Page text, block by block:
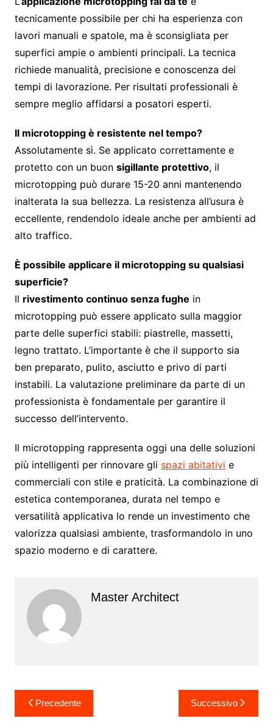
tecnicamente possibile per chi ha esperienza con
lavori manuali e spatole, ma è sconsigliata per
superfici ampie o ambienti principali. La tecnica
richiede manualità, precisione e conoscenza dei
tempi di lavorazione. Per risultati professionali è
sempre meglio affidarsi a posatori esperti.
Il microtopping è resistente nel tempo?
Assolutamente sì. Se applicato correttamente e
protetto con un buon sigillante protettivo, il
microtopping può durare 15-20 anni mantenendo
inalterata la sua bellezza. La resistenza all’usura è
eccellente, rendendolo ideale anche per ambienti ad
alto traffico.
È possibile applicare il microtopping su qualsiasi
superficie?
Il rivestimento continuo senza fughe in
microtopping può essere applicato sulla maggior
parte delle superfici stabili: piastrelle, massetti,
legno trattato. L’importante è che il supporto sia
ben preparato, pulito, asciutto e privo di parti
instabili. La valutazione preliminare da parte di un
professionista è fondamentale per garantire il
successo dell’intervento.
Il microtopping rappresenta oggi una delle soluzioni
più intelligenti per rinnovare gli spazi abitativi e
commerciali con stile e praticità. La combinazione di
estetica contemporanea, durata nel tempo e
versatilità applicativa lo rende un investimento che
valorizza qualsiasi ambiente, trasformandolo in uno
spazio moderno e di carattere.
Master Architect
Navigazione
articoli
Precedente Successivo